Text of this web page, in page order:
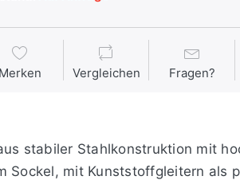
Merken Vergleichen Fragen?
stabiler Stahlkonstruktion mit
Sockel, mit Kunststoffgleitern als